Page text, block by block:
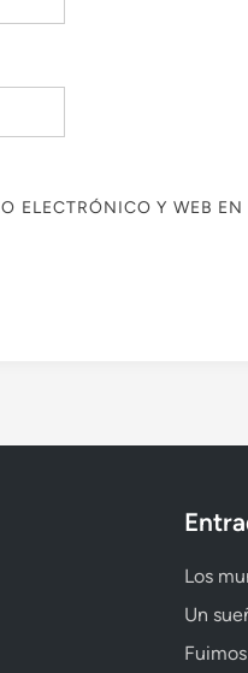
ELECTRÓNICO Y WEB
Los
Un